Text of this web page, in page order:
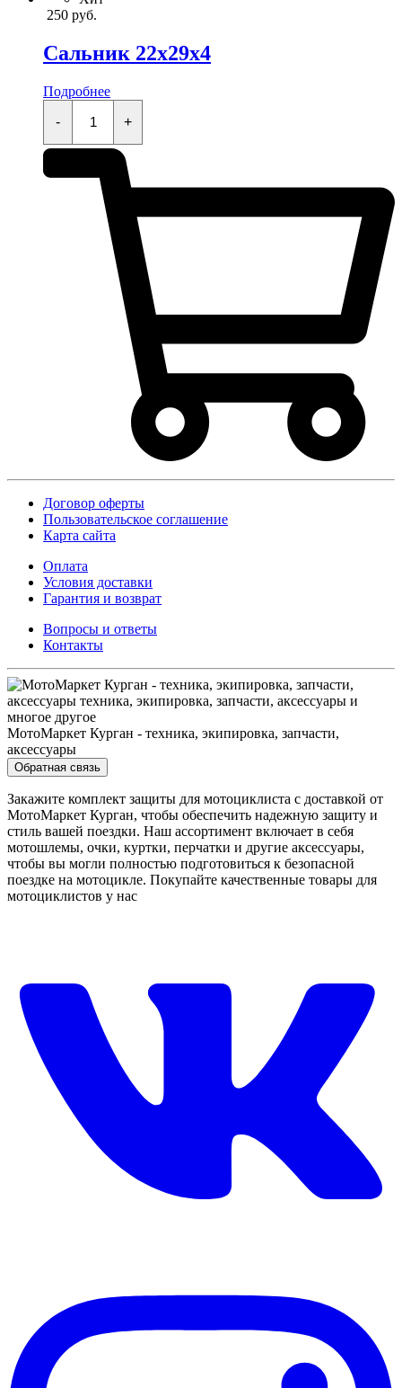
250 руб.
Сальник 22x29x4
Подробнее
-
22x29x4 +
Договор оферты
Пользовательское соглашение
Карта сайта
Оплата
Условия доставки
Гарантия и возврат
Вопросы и ответы
Контакты
МотоМаркет Курган - техника, экипировка, запчасти,
аксессуары
Обратная связь
Закажите комплект защиты для мотоциклиста с доставкой от
МотоМаркет Курган, чтобы обеспечить надежную защиту и
стиль вашей поездки. Наш ассортимент включает в себя
мотошлемы, очки, куртки, перчатки и другие аксессуары,
чтобы вы могли полностью подготовиться к безопасной
поездке на мотоцикле. Покупайте качественные товары для
мотоциклистов у нас